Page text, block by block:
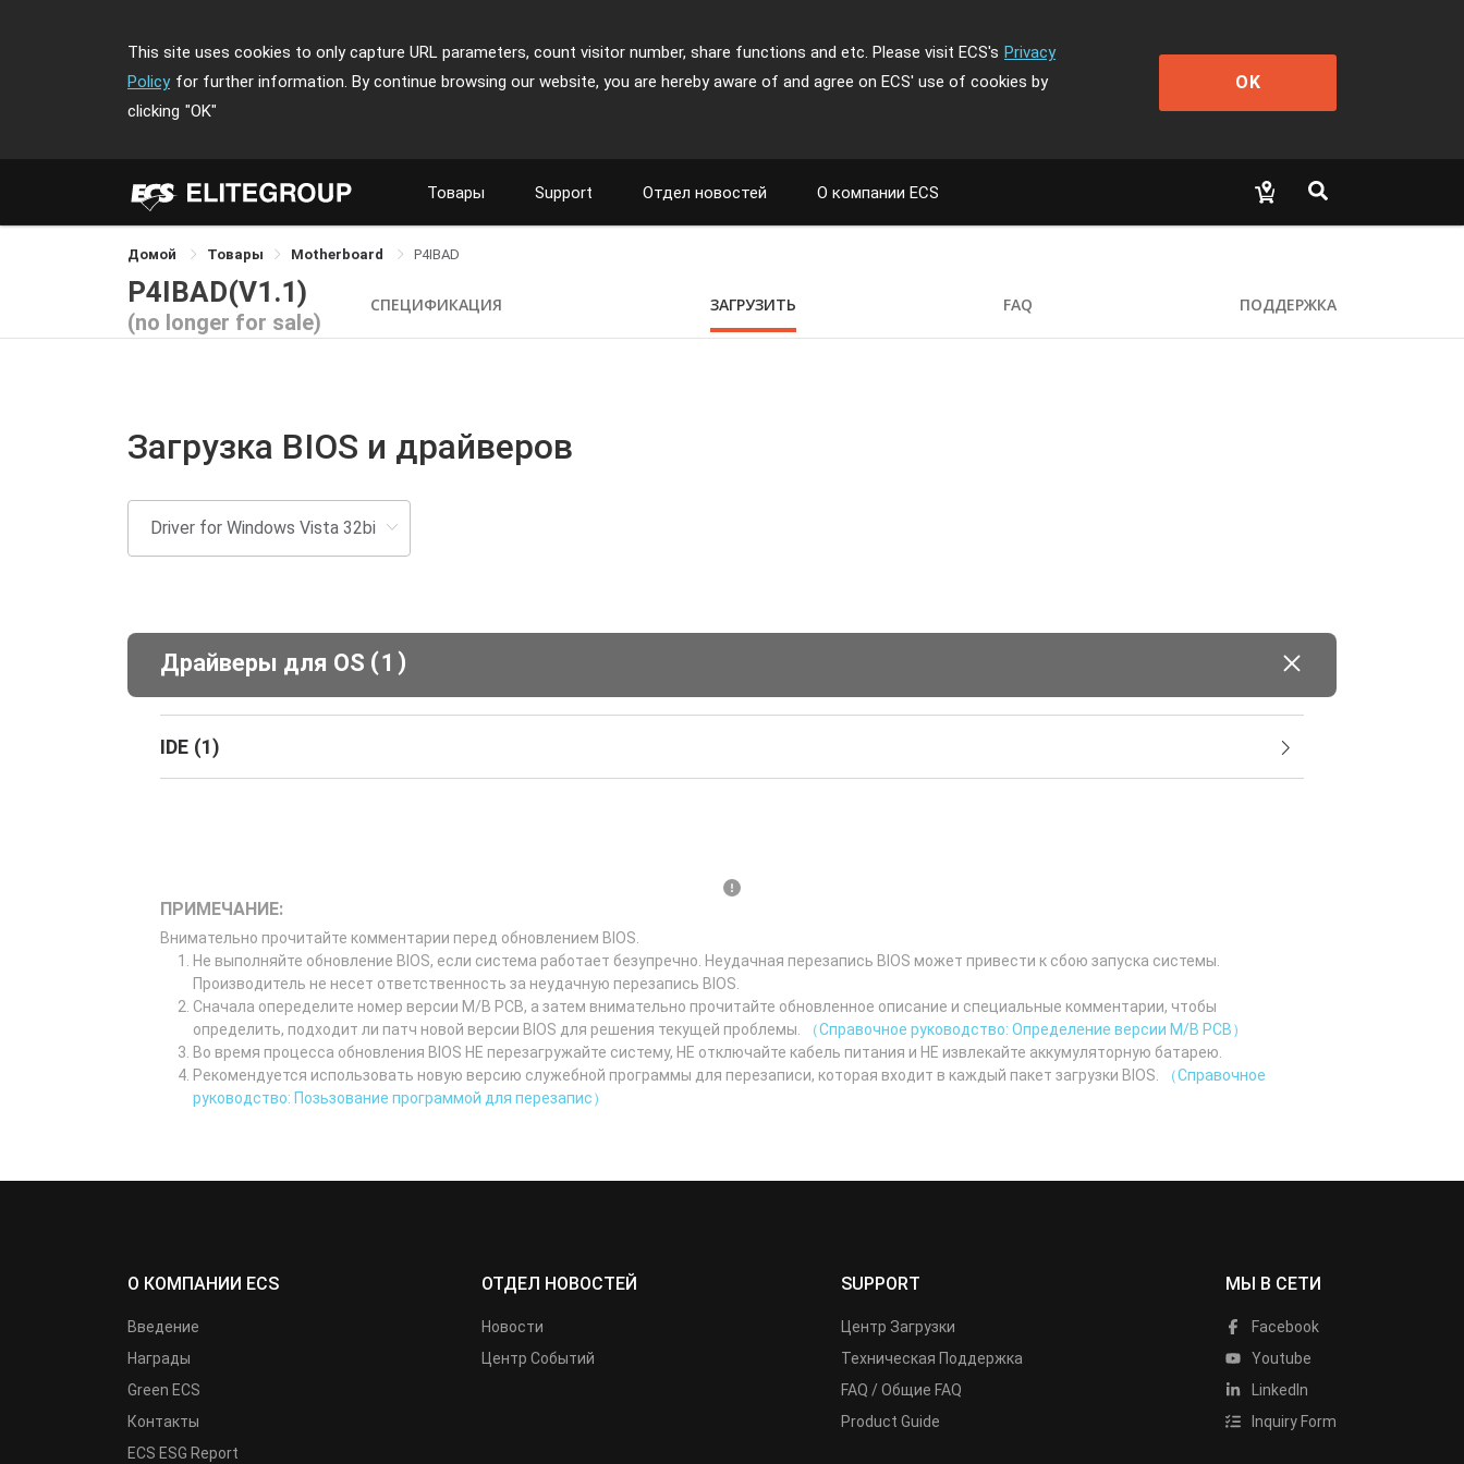
This site uses cookies to only capture URL parameters, count visitor number, share functions and etc. Please visit ECS's Privacy
Policy for further information. By continue browsing our website, you are hereby aware of and agree on ECS' use of cookies by
clicking "OK"
OK
Товары Support Отдел новостей О компании ECS
Домой Товары Motherboard P4IBAD
P4IBAD(V1.1)
(no longer for sale)
СПЕЦИФИКАЦИЯ ЗАГРУЗИТЬ FAQ ПОДДЕРЖКА
Загрузка BIOS и драйверов
Драйверы для ОS (1 )
IDE (1)
ПРИМЕЧАНИЕ:
Внимательно прочитайте комментарии перед обновлением BIOS.
Не выполняйте обновление BIOS, если система работает безупречно. Неудачная перезапись BIOS может привести к сбою запуска системы.
Производитель не несет ответственность за неудачную перезапись BIOS.
Сначала опеределите номер версии M/B PCB, а затем внимательно прочитайте обновленное описание и специальные комментарии, чтобы
определить, подходит ли патч новой версии BIOS для решения текущей проблемы.
（Справочное руководство: Определение версии M/B PCB）
Во время процесса обновления BIOS НЕ перезагружайте систему, НЕ отключайте кабель питания и НЕ извлекайте аккумуляторную батарею.
Рекомендуется использовать новую версию служебной программы для перезаписи, которая входит в каждый пакет загрузки BIOS.
（Справочное
руководство: Позьзование программой для перезапис）
О КОМПАНИИ ECS
Введение
Награды
Green ECS
Контакты
ECS ESG Report
ОТДЕЛ НОВОСТЕЙ
Новости
Центр Событий
SUPPORT
Центр Загрузки
Техническая Поддержка
FAQ / Общие FAQ
Product Guide
МЫ В СЕТИ
Facebook
Youtube
LinkedIn
Inquiry Form